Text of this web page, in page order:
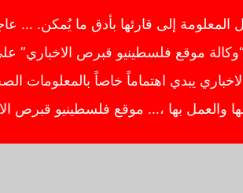
المعلومة إلى قارئها بأدق ما يُمكن. …
موقع فلسطينيو قبرص الاخباري”
يبدي اهتماماً خاصاً بالمعلومات
والعمل بها ،… موقع فلسطينيو قبرص